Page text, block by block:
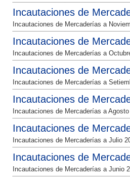
Incautaciones de
Incautaciones de Mercaderías a
Incautaciones de
Incautaciones de Mercaderías a
Incautaciones de
Incautaciones de Mercaderías a
Incautaciones de
Incautaciones de Mercaderías a
Incautaciones de
Incautaciones de Mercaderías a Julio
Incautaciones de
Incautaciones de Mercaderías a Junio